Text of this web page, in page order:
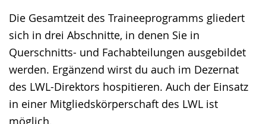
Die Gesamtzeit des Traineeprogramms gliedert
sich in drei Abschnitte, in denen Sie in
Querschnitts- und Fachabteilungen ausgebildet
werden. Ergänzend wirst du auch im Dezernat
des LWL-Direktors hospitieren. Auch der Einsatz
in einer Mitgliedskörperschaft des LWL ist
möglich.